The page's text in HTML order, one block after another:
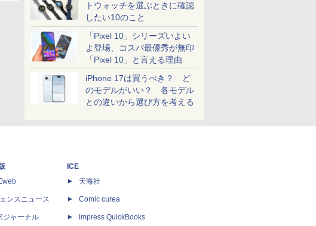
トウォッチを選ぶときに確認
したい10のこと
「Pixel 10」シリーズいよい
よ登場、コスパ最優秀が無印
「Pixel 10」と言える理由
iPhone 17は買うべき？ ど
のモデルがいい？ 各モデル
との違いから選び方を考える
ンスニュース
ジャーナル
ICE
天海社
Comic curea
impress QuickBooks